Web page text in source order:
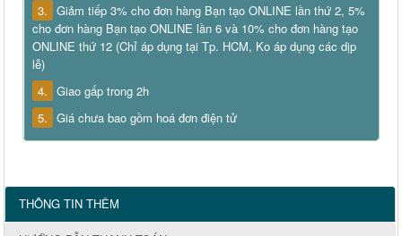
3. Giảm tiếp 3% cho đơn hàng Bạn tạo ONLINE lần thứ 2, 5%
cho đơn hàng Bạn tạo ONLINE lần 6 và 10% cho đơn hàng tạo
ONLINE thứ 12 (Chỉ áp dụng tại Tp. HCM, Ko áp dụng các dịp
lễ)
4. Giao gấp trong 2h
5. Giá chưa bao gồm hoá đơn điện tử
THÔNG TIN THÊM